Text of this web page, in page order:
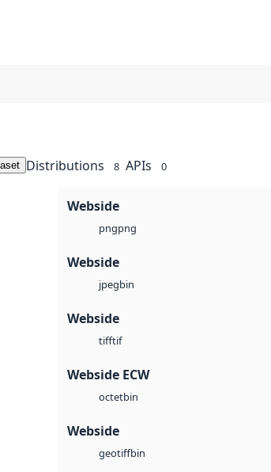
Distributions 8 APIs 0
Webside
pngpng
Webside
jpegbin
Webside
tifftif
Webside ECW
octetbin
Webside
geotiffbin